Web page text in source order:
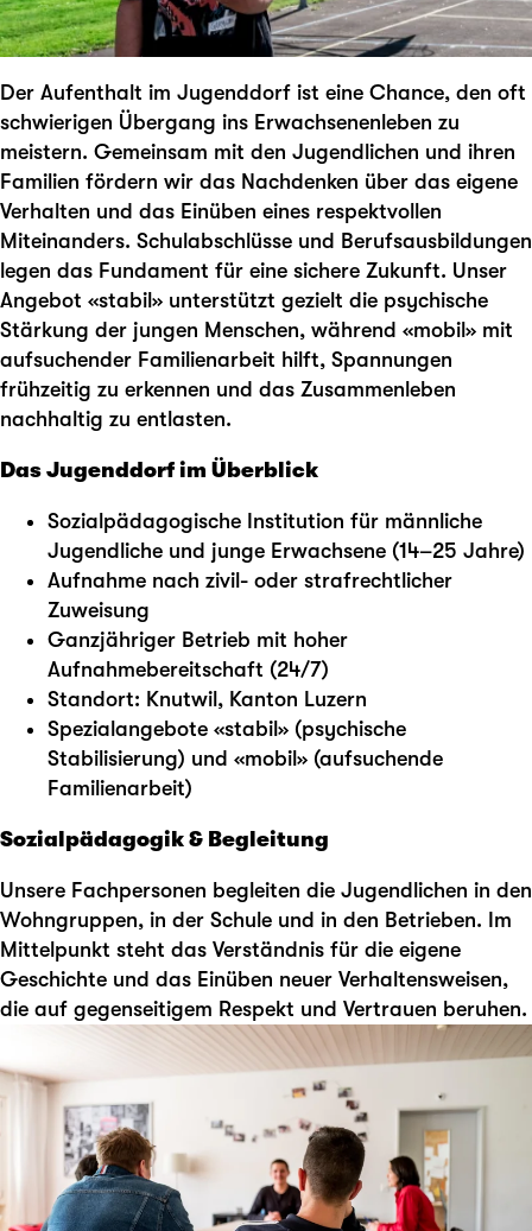
Der Aufenthalt im Jugenddorf ist eine Chance, den oft
schwierigen Übergang ins Erwachsenenleben zu
meistern. Gemeinsam mit den Jugendlichen und ihren
Familien fördern wir das Nachdenken über das eigene
Verhalten und das Einüben eines respektvollen
Miteinanders. Schulabschlüsse und Berufsausbildungen
legen das Fundament für eine sichere Zukunft. Unser
Angebot «stabil» unterstützt gezielt die psychische
Stärkung der jungen Menschen, während «mobil» mit
aufsuchender Familienarbeit hilft, Spannungen
frühzeitig zu erkennen und das Zusammenleben
nachhaltig zu entlasten.
Das Jugenddorf im Überblick
Sozialpädagogische Institution für männliche
Jugendliche und junge Erwachsene (14–25 Jahre)
Aufnahme nach zivil- oder strafrechtlicher
Zuweisung
Ganzjähriger Betrieb mit hoher
Aufnahmebereitschaft (24/7)
Standort: Knutwil, Kanton Luzern
Spezialangebote «stabil» (psychische
Stabilisierung) und «mobil» (aufsuchende
Familienarbeit)
Sozialpädagogik & Begleitung
Unsere Fachpersonen begleiten die Jugendlichen in den
Wohngruppen, in der Schule und in den Betrieben. Im
Mittelpunkt steht das Verständnis für die eigene
Geschichte und das Einüben neuer Verhaltensweisen,
die auf gegenseitigem Respekt und Vertrauen beruhen.